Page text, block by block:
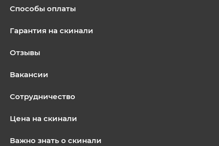
Способы оплаты
Гарантия на скинали
Отзывы
Вакансии
Сотрудничество
Цена на скинали
Важно знать о скинали